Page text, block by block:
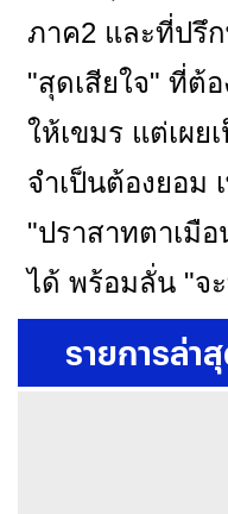
ภาค2 และที่ปรึ
"สุดเสียใจ" ที่ต้
ให้เขมร แต่เผย
จำเป็นต้องยอม
"ปราสาทตาเมื
ได้ พร้อมลั่น "จ
รายการล่า